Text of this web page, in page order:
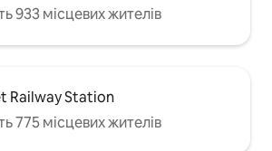
933 місцевих жителів
Railway Station
775 місцевих жителів